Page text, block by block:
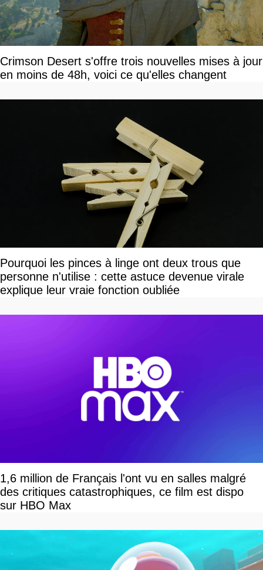
Crimson Desert s'offre trois nouvelles mises à jour
en moins de 48h, voici ce qu'elles changent
Pourquoi les pinces à linge ont deux trous que
personne n'utilise : cette astuce devenue virale
explique leur vraie fonction oubliée
1,6 million de Français l'ont vu en salles malgré
des critiques catastrophiques, ce film est dispo
sur HBO Max